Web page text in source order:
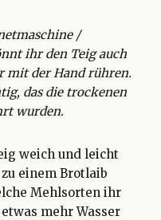
/
ihr den Teig auch
mit der Hand rühren.
das die trockenen
wurden.
weich und leicht
einem Brotlaib
Mehlsorten ihr
mehr Wasser